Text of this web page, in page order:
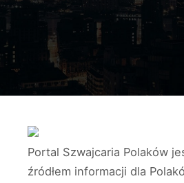
Portal Szwajcaria Polaków
źródłem informacji dla